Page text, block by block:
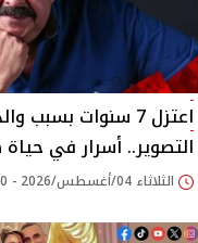
اعتزل 7 سنوات بسبب
التصوير.. أسرار في
الثلاثاء 04/أغسطس/2026 - 02:20 م